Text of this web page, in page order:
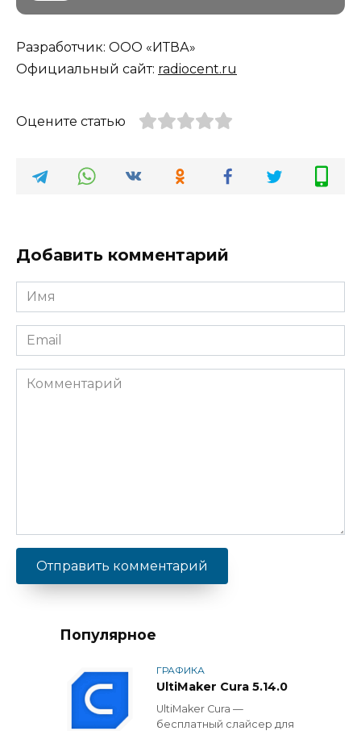
Разработчик: ООО «ИТВА»
Официальный сайт: radiocent.ru
Оцените статью
Добавить комментарий
Имя
Email
Комментарий
Популярное
ГРАФИКА
UltiMaker Cura 5.14.0
UltiMaker Cura —
бесплатный слайсер для